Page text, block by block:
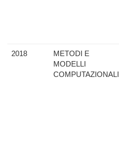
2018
METODI E
MODELLI
COMPUTAZIONALI